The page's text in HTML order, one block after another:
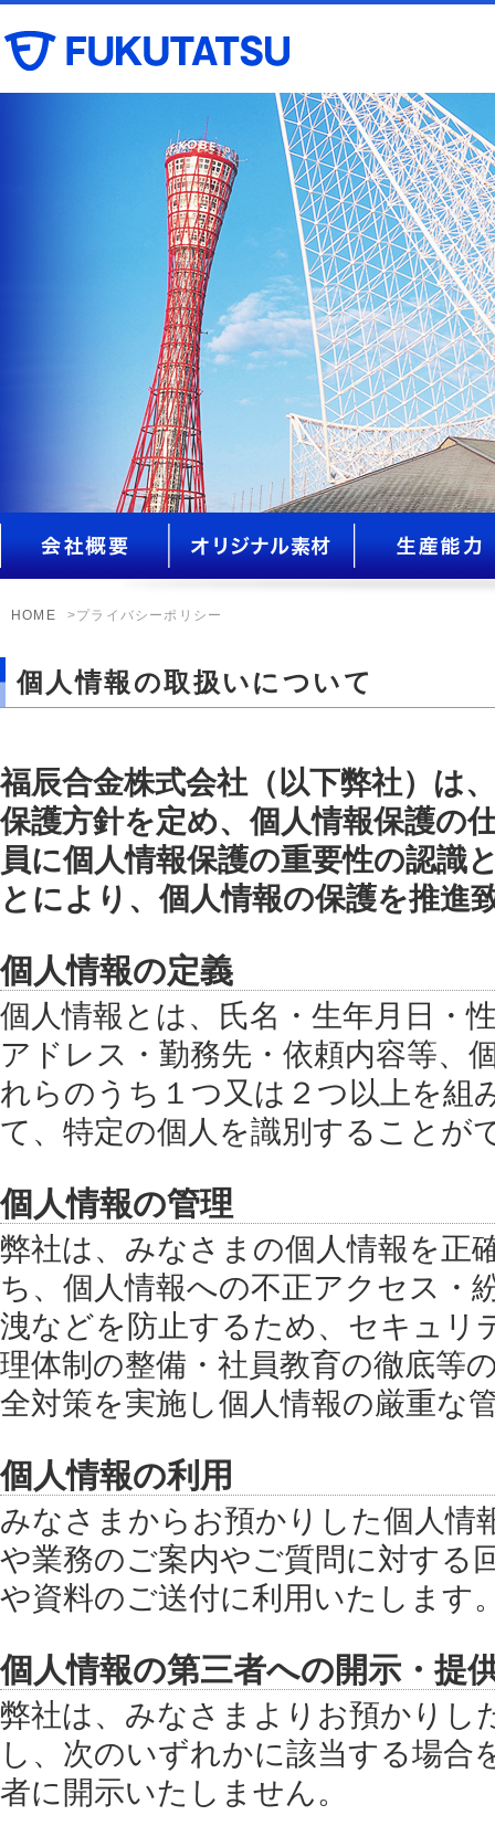
HOME >プライバシーポリシー
個人情報の取扱いについて
福辰合金株式会社（以下弊社）は
保護方針を定め、個人情報保護の
員に個人情報保護の重要性の認識
とにより、個人情報の保護を推進
個人情報の定義
個人情報とは、氏名・生年月日・
アドレス・勤務先・依頼内容等、
れらのうち１つ又は２つ以上を組
て、特定の個人を識別することが
個人情報の管理
弊社は、みなさまの個人情報を正
ち、個人情報への不正アクセス・
洩などを防止するため、セキュリ
理体制の整備・社員教育の徹底等
全対策を実施し個人情報の厳重な
個人情報の利用
みなさまからお預かりした個人情
や業務のご案内やご質問に対する
や資料のご送付に利用いたします
個人情報の第三者への開示・提
弊社は、みなさまよりお預かりし
し、次のいずれかに該当する場合
者に開示いたしません。